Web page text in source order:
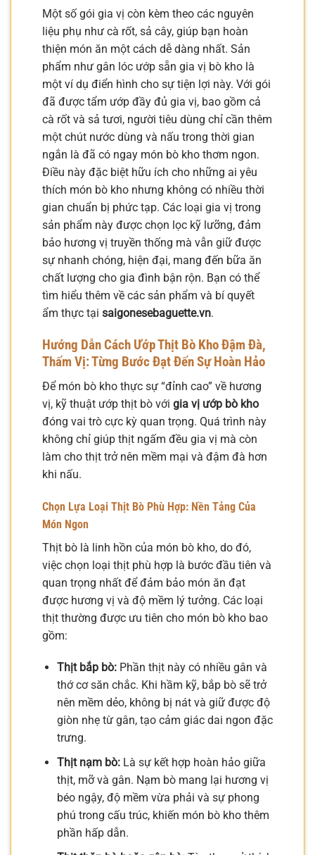
Một số gói gia vị còn kèm theo các nguyên
liệu phụ như cà rốt, sả cây, giúp bạn hoàn
thiện món ăn một cách dễ dàng nhất. Sản
phẩm như gân lóc ướp sẵn gia vị bò kho là
một ví dụ điển hình cho sự tiện lợi này. Với gói
đã được tẩm ướp đầy đủ gia vị, bao gồm cả
cà rốt và sả tươi, người tiêu dùng chỉ cần thêm
một chút nước dùng và nấu trong thời gian
ngắn là đã có ngay món bò kho thơm ngon.
Điều này đặc biệt hữu ích cho những ai yêu
thích món bò kho nhưng không có nhiều thời
gian chuẩn bị phức tạp. Các loại gia vị trong
sản phẩm này được chọn lọc kỹ lưỡng, đảm
bảo hương vị truyền thống mà vẫn giữ được
sự nhanh chóng, hiện đại, mang đến bữa ăn
chất lượng cho gia đình bận rộn. Bạn có thể
tìm hiểu thêm về các sản phẩm và bí quyết
ẩm thực tại saigonesebaguette.vn.
Hướng Dẫn Cách Ướp Thịt Bò Kho Đậm Đà,
Thấm Vị: Từng Bước Đạt Đến Sự Hoàn Hảo
Để món bò kho thực sự “đỉnh cao” về hương
vị, kỹ thuật ướp thịt bò với gia vị ướp bò kho
đóng vai trò cực kỳ quan trọng. Quá trình này
không chỉ giúp thịt ngấm đều gia vị mà còn
làm cho thịt trở nên mềm mại và đậm đà hơn
khi nấu.
Chọn Lựa Loại Thịt Bò Phù Hợp: Nền Tảng Của
Món Ngon
Thịt bò là linh hồn của món bò kho, do đó,
việc chọn loại thịt phù hợp là bước đầu tiên và
quan trọng nhất để đảm bảo món ăn đạt
được hương vị và độ mềm lý tưởng. Các loại
thịt thường được ưu tiên cho món bò kho bao
gồm:
Thịt bắp bò:Phần thịt này có nhiều gân và
thớ cơ săn chắc. Khi hầm kỹ, bắp bò sẽ trở
nên mềm dẻo, không bị nát và giữ được độ
giòn nhẹ từ gân, tạo cảm giác dai ngon đặc
trưng.
Thịt nạm bò:Là sự kết hợp hoàn hảo giữa
thịt, mỡ và gân. Nạm bò mang lại hương vị
béo ngậy, độ mềm vừa phải và sự phong
phú trong cấu trúc, khiến món bò kho thêm
phần hấp dẫn.